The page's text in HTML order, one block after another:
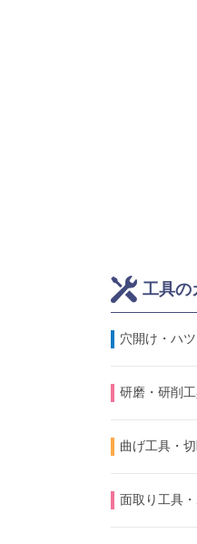
工具の
⽳開け・ハ
研磨・研削
曲げ工具・
面取り工具